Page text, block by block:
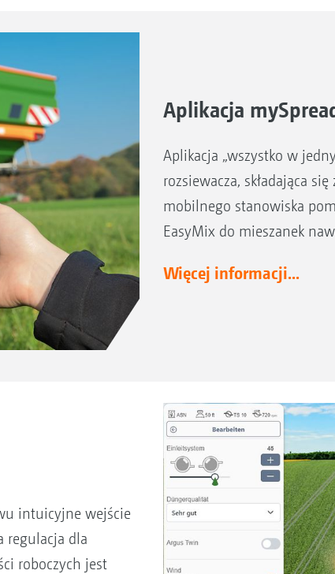
Aplikacja
Aplikacja „wszystko w
rozsiewacza, składająca
mobilnego stanowiska
EasyMix do mieszanek
Więcej informacji...
intuicyjne wejście
regulacja dla
roboczych jest